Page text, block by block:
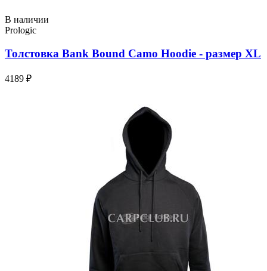
В наличии
Prologic
Толстовка Bank Bound Camo Hoodie - размер XL
4189 ₽